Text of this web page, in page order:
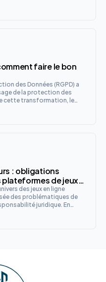
faire le bon
des Données (RGPD) a
de la protection des
cette transformation, le
: obligations
plateformes de jeux
des jeux en ligne
des problématiques de
juridique. En